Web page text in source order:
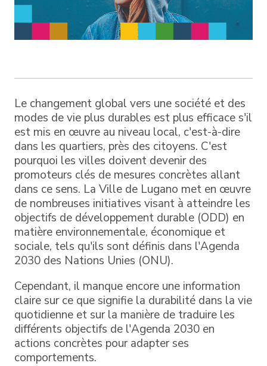
Le changement global vers une société et des
modes de vie plus durables est plus efficace s'il
est mis en œuvre au niveau local, c'est-à-dire
dans les quartiers, près des citoyens. C'est
pourquoi les villes doivent devenir des
promoteurs clés de mesures concrètes allant
dans ce sens. La Ville de Lugano met en œuvre
de nombreuses initiatives visant à atteindre les
objectifs de développement durable (ODD) en
matière environnementale, économique et
sociale, tels qu'ils sont définis dans l'Agenda
2030 des Nations Unies (ONU).
Cependant, il manque encore une information
claire sur ce que signifie la durabilité dans la vie
quotidienne et sur la manière de traduire les
différents objectifs de l'Agenda 2030 en
actions concrètes pour adapter ses
comportements.